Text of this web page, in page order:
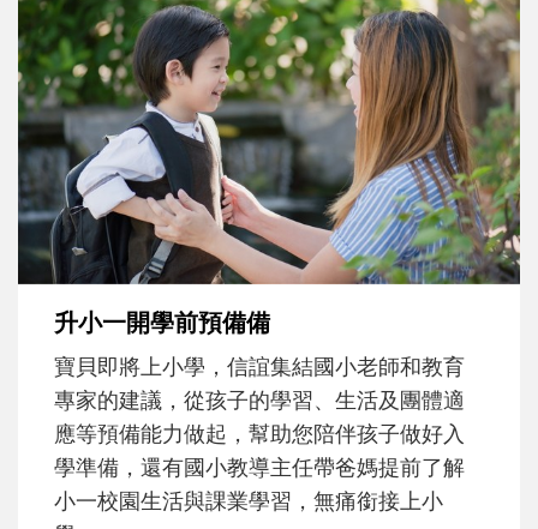
和孩子一起長大的那個男人│讀懂父親的
不同模樣
沒有人天生就擅長當爸爸！男人總是在一次
次「前所未有」的體驗中，跟著孩子一起長
大。從給予安全感的肢體遊戲，到獨立自
主、角色認同及解決問題的能力養成。爸爸
正嘗試用不同的模樣，參與孩子每個重要的